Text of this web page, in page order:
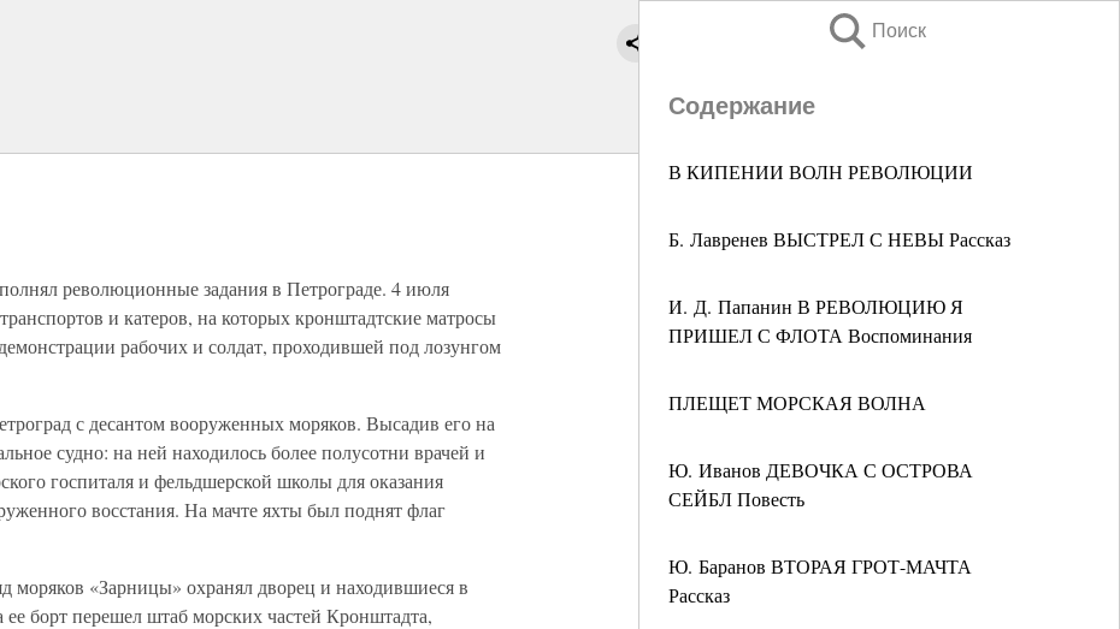
Поиск
Содержание
В КИПЕНИИ ВОЛН РЕВОЛЮЦИИ
Б. Лавренев ВЫСТРЕЛ С НЕВЫ Рассказ
И. Д. Папанин В РЕВОЛЮЦИЮ Я
ПРИШЕЛ С ФЛОТА Воспоминания
ПЛЕЩЕТ МОРСКАЯ ВОЛНА
Ю. Иванов ДЕВОЧКА С ОСТРОВА
СЕЙБЛ Повесть
Ю. Баранов ВТОРАЯ ГРОТ-МАЧТА
Рассказ
революционные задания в Петрограде. 4 июля
и катеров, на которых кронштадтские матросы
рабочих и солдат, проходившей под лозунгом
с десантом вооруженных моряков. Высадив его на
судно: на ней находилось более полусотни врачей и
госпиталя и фельдшерской школы для оказания
восстания. На мачте яхты был поднят флаг
моряков «Зарницы» охранял дворец и находившиеся в
борт перешел штаб морских частей Кронштадта,